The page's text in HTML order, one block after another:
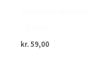
kr.59,00